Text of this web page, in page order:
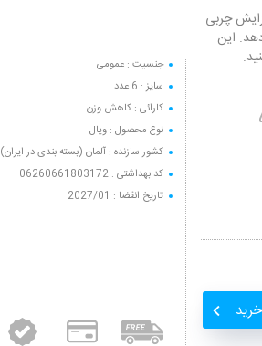
جنسیت : عمومی
سایز : 6 عدد
کارائی : کاهش وزن
نوع محصول : ویال
کشور سازنده : آلمان (بسته بندی در ایران)
کد بهداشتی : 06260661803172
تاریخ انقضا : 2027/01
چربی
این